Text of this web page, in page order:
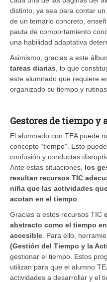
distinto, ya sea para contar
de un temario concreto,
pauta de comportamiento
una habilidad adaptativa
Asimismo, gracias a este
tareas diarias , lo que
este alumnado que requiere
organizado su tiempo y rutinas.
Gestores de tiempo y
El alumnado con TEA puede
concepto “tiempo”. Esto
confusión y conductas
Ante estas situaciones, los
resultan recursos TIC
niña que las actividades
acotan en el tiempo
Gracias a estos recursos TIC
abstracto como el tiempo
accesible . Para ello,
(Gestión del Tiempo y la
gestionar el tiempo. Estos
utilizan para que el alumno
actividades a desarrollar y el